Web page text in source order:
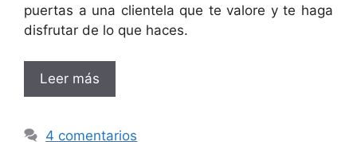
puertas a una clientela que te valore y te haga
disfrutar de lo que haces.
Leer más
4 comentarios